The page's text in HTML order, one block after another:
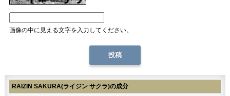
画像の中に見える文字を入力してください。
RAIZIN SAKURA(ライジン サクラ)の成分